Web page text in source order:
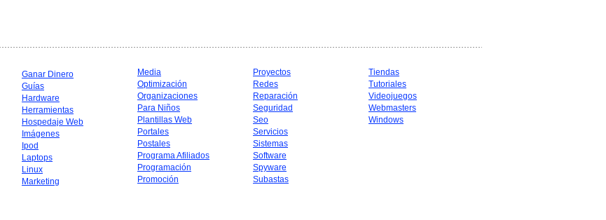
Ganar Dinero
Guías
Hardware
Herramientas
Hospedaje Web
Imágenes
Ipod
Laptops
Linux
Marketing
Media
Optimización
Organizaciones
Para Niños
Plantillas Web
Portales
Postales
Programa Afiliados
Programación
Promoción
Proyectos
Redes
Reparación
Seguridad
Seo
Servicios
Sistemas
Software
Spyware
Subastas
Tiendas
Tutoriales
Videojuegos
Webmasters
Windows